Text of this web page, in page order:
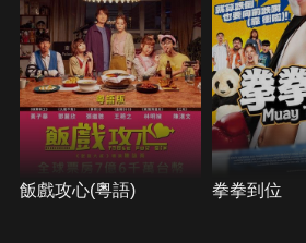
飯戲攻心(粵語) 拳拳到位